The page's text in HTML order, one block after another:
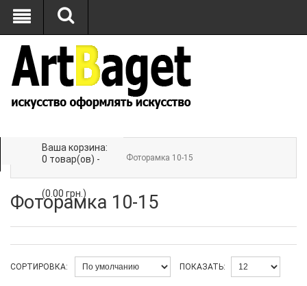
Ваша корзина:
0 товар(ов) -
(0.00 грн.)
Главная»ФОТОРАМКИ » Фоторамка 10-15
Фоторамка 10-15
СОРТИРОВКА: ПОКАЗАТЬ: